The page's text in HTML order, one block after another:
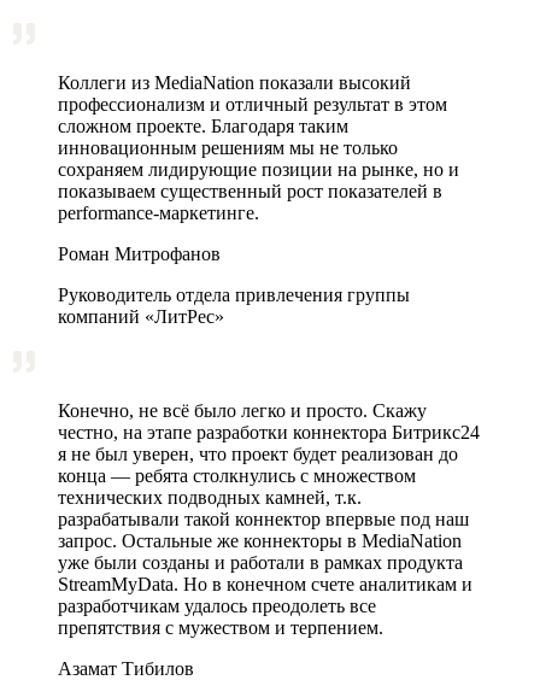
Коллеги из MediaNation показали высокий
профессионализм и отличный результат в этом
сложном проекте. Благодаря таким
инновационным решениям мы не только
сохраняем лидирующие позиции на рынке, но и
показываем существенный рост показателей в
performance-маркетинге.
Роман Митрофанов
Руководитель отдела привлечения группы
компаний «ЛитРес»
Конечно, не всё было легко и просто. Скажу
честно, на этапе разработки коннектора Битрикс24
я не был уверен, что проект будет реализован до
конца — ребята столкнулись с множеством
технических подводных камней, т.к.
разрабатывали такой коннектор впервые под наш
запрос. Остальные же коннекторы в MediaNation
уже были созданы и работали в рамках продукта
StreamMyData. Но в конечном счете аналитикам и
разработчикам удалось преодолеть все
препятствия с мужеством и терпением.
Азамат Тибилов